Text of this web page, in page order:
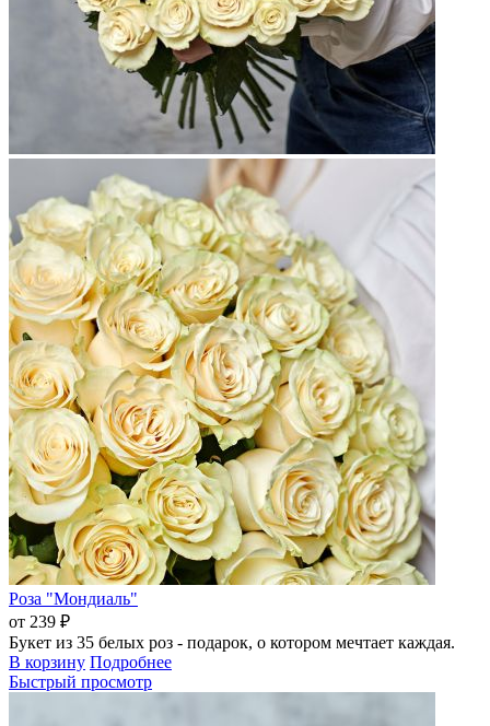
Роза "Мондиаль"
от 239 ₽
Букет из 35 белых роз - подарок, о котором мечтает каждая.
В корзину Подробнее
Быстрый просмотр